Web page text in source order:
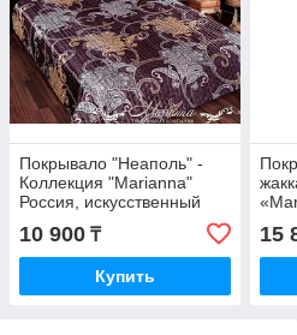
Покрывало "Неаполь" -
Коллекция "Marianna"
Россия, искусственный
шелк GOLD
10 900₸
Купить
15